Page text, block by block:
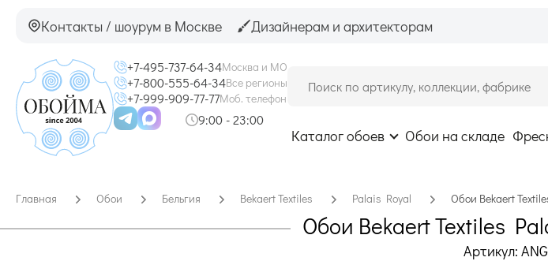
Контакты / шоурум в Москве Дизайнерам и архитекторам
+7-495-737-64-34Москва и МО
+7-800-555-64-34Все регионы
+7-999-909-77-77Моб. телефон
9:00 - 23:00
Каталог обоев Обои на складе
Главная Обои Бельгия Bekaert Textiles Palais Royal Обои Bekaert
Обои Bekaert Textiles
Артикул: